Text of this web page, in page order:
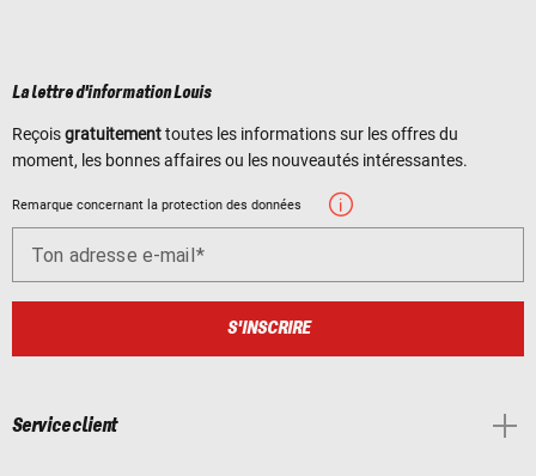
La lettre d'information Louis
Reçoisgratuitementtoutes les informations sur les offres du
moment, les bonnes affaires ou les nouveautés intéressantes.
Remarque concernant la protection des données
Ton adresse e-mail
S'INSCRIRE
Service client